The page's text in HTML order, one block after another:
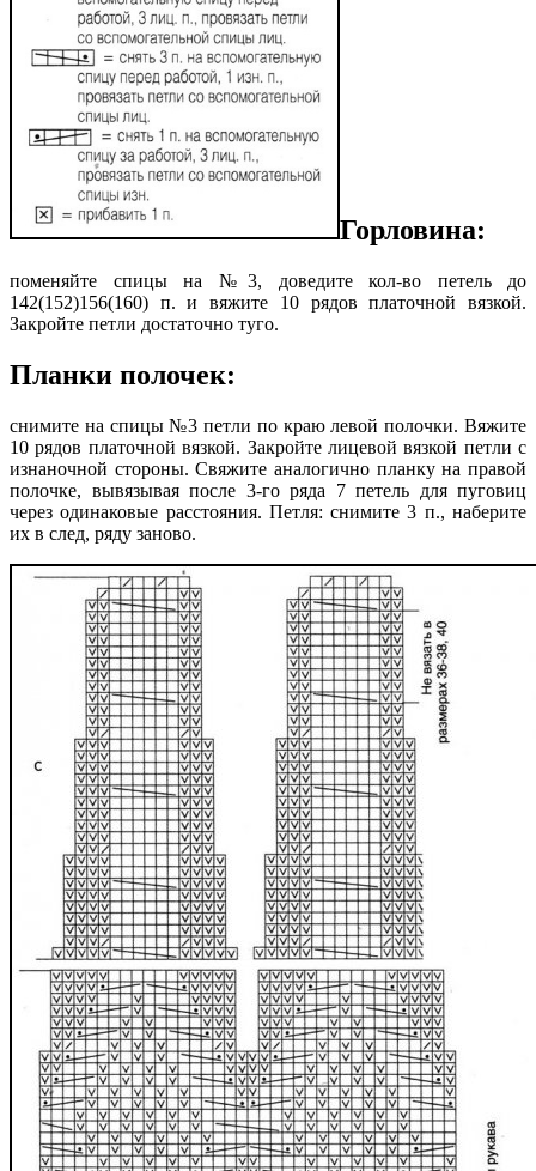
Горловина:
поменяйте спицы на №3, доведите кол-во петель до
142(152)156(160) п. и вяжите 10 рядов платочной вязкой.
Закройте петли достаточно туго.
Планки полочек:
снимите на спицы №3 петли по краю левой полочки. Вяжите
10 рядов платочной вязкой. Закройте лицевой вязкой петли с
изнаночной стороны. Свяжите аналогично планку на правой
полочке, вывязывая после 3-го ряда 7 петель для пуговиц
через одинаковые расстояния. Петля: снимите 3 п., наберите
их в след, ряду заново.